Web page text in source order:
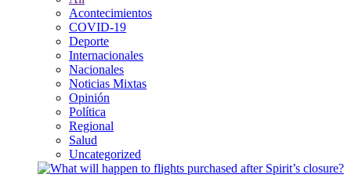
Acontecimientos
COVID-19
Deporte
Internacionales
Nacionales
Noticias Mixtas
Opinión
Política
Regional
Salud
Uncategorized